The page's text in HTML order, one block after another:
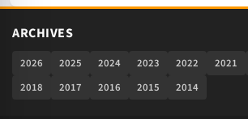
ARCHIVES
2026 2025 2024 2023 2022 2021
2018
2017 2016 2015 2014